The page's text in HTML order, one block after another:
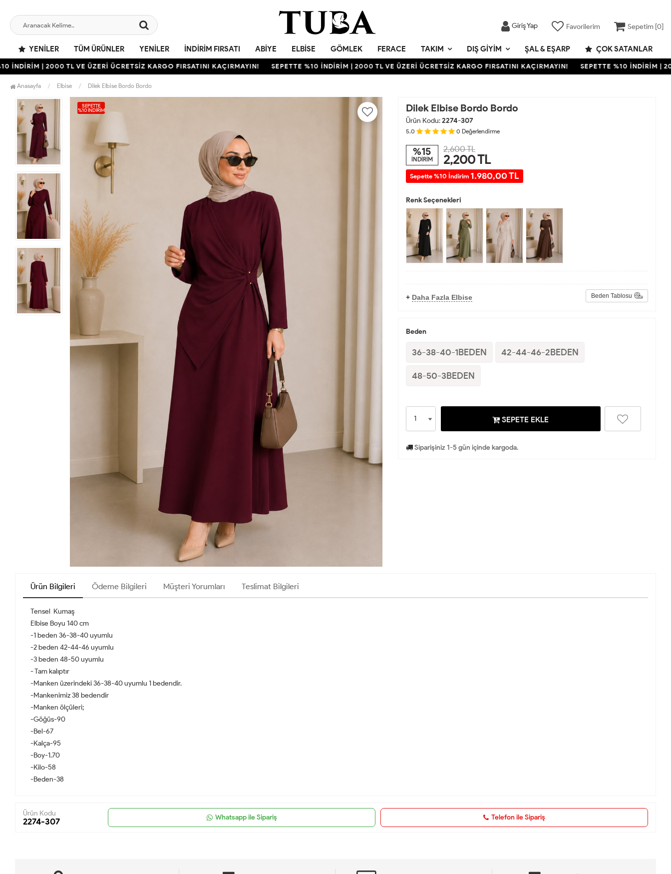
Giriş Yap Favorilerim Sepetim [0]
YENILER TÜM ÜRÜNLER YENILER İNDIRIM FIRSATI ABIYE ELBISE GÖMLEK FERACE TAKIM DIŞ GIYIM ŞAL & EŞARP ÇOK SATANLAR
| 2000 TL VE ÜZERİ ÜCRETSİZ KARGO FIRSATINI KAÇIRMAYIN! SEPETTE %10 İNDİRİM | 2000 TL VE ÜZERİ ÜCRETSİZ KARGO FIRSATINI KAÇIRMAYIN! SEPETTE %10 İNDİRİM | 2000 TL
Anasayfa Elbise Dilek Elbise Bordo Bordo
SEPETTE
%10 İNDIRIM Dilek Elbise Bordo Bordo
Ürün Kodu:2274-307
5.0 0 Değerlendirme
%15
İNDİRİM
2,600 TL
2,200TL
Sepette %10 İndirim 1.980,00 TL
Renk Seçenekleri
+ Daha Fazla Elbise Beden Tablosu
Beden
36-38-40-1BEDEN 42-44-46-2BEDEN
48-50-3BEDEN
SEPETE EKLE
Siparişiniz 1-5 gün içinde kargoda.
Ürün Bilgileri Ödeme Bilgileri Müşteri Yorumları Teslimat Bilgileri
Tensel Kumaş
Elbise Boyu 140 cm
-1 beden 36-38-40 uyumlu
-2 beden 42-44-46 uyumlu
-3 beden 48-50 uyumlu
- Tam kalıptır
-Manken üzerindeki 36-38-40 uyumlu 1 bedendir.
-Mankenimiz 38 bedendir
-Manken ölçüleri;
-Göğüs-90
-Bel-67
-Kalça-95
-Boy-1.70
-Kilo-58
-Beden-38
Ürün Kodu
2274-307 Whatsapp ile Sipariş Telefon ile Sipariş